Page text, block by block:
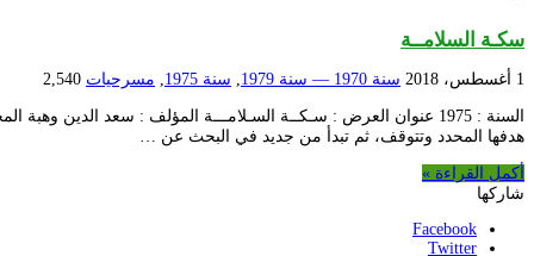
سكـة السلامــة
1 أغسطس، 2018 سنة 1970 — سنة 1979 , سنة 1975 , مسرحيات 2,540
السنة : 1975 عنوان العرض : سـكــة السـلامـــة المؤلف :
هدفها المحدد وتتوقف، ثم تبدأ من جديد في البحث عن …
أكمل القراءة »
شاركها
Facebook
Twitter